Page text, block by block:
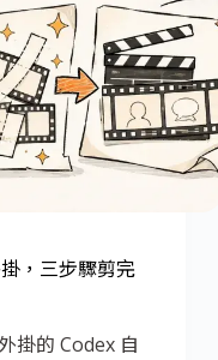
，三步驟剪完
掛的 Codex 自